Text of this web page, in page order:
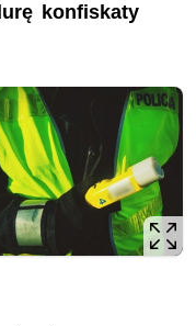
konfiskaty